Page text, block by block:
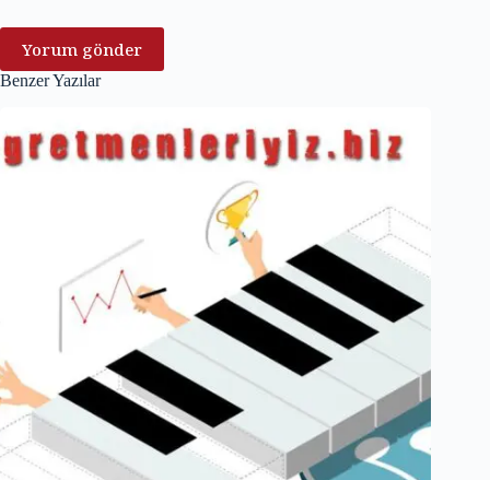
Yorum gönder
Benzer Yazılar